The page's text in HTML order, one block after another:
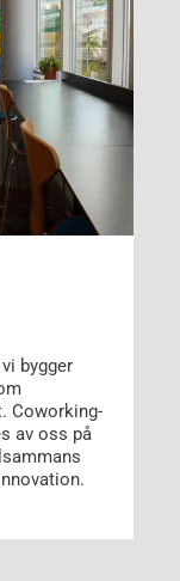
bygger
Coworking-
av oss på